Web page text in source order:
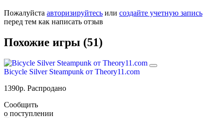
Пожалуйста авторизируйтесь или создайте учетную запись
перед тем как написать отзыв
Похожие игры (51)
Bicycle Silver Steampunk от Theory11.com
1390р. Распродано
Сообщить
о поступлении